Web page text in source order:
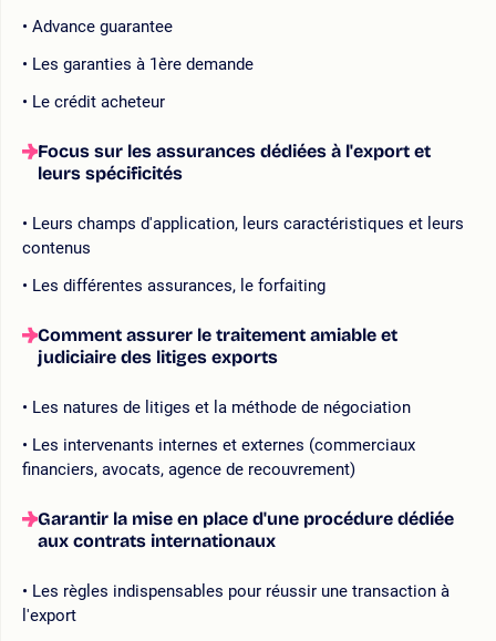
Advance guarantee
Les garanties à 1ère demande
Le crédit acheteur
Focus sur les assurances dédiées à l'export et
leurs spécificités
Leurs champs d'application, leurs caractéristiques et leurs
contenus
Les différentes assurances, le forfaiting
Comment assurer le traitement amiable et
judiciaire des litiges exports
Les natures de litiges et la méthode de négociation
Les intervenants internes et externes (commerciaux
financiers, avocats, agence de recouvrement)
Garantir la mise en place d'une procédure dédiée
aux contrats internationaux
Les règles indispensables pour réussir une transaction à
l'export